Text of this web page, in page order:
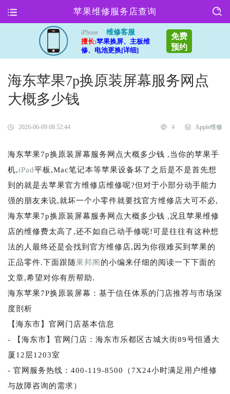
苹果维修服务店查询
iPhone
维修客服
擅长:苹果换屏、主板维
修、电池更换[详细]
免费
预约
海东苹果7p换原装屏幕服务网点
大概多少钱
2026-06-09 08:52:44 4 Apple维修
海东苹果7p换原装屏幕服务网点大概多少钱 ,当你的苹果手
机,iPad平板,Mac笔记本等苹果设备坏了之后是不是首先想
到的就是去苹果官方维修店维修呢?但对于小部分动手能力
强的朋友来说,就坏一个小零件就要找官方维修店大可不必,
海东苹果7p换原装屏幕服务网点大概多少钱 ,况且苹果维修
店的维修费太高了,还不如自己动手修呢!可是往往有这种想
法的人最终还是会找到官方维修店,因为你很难买到苹果的
正品零件.下面跟随果邦阁的小编来仔细的阅读一下下面的
文章,希望对你有所帮助.
海东苹果7P换原装屏幕：基于信任体系的门店推荐与市场深
度剖析
【海东市】官网门店基本信息
- 【海东市】官网门店：海东市乐都区古城大街89号恒通大
厦12层1203室
- 官网服务热线：400-119-8500（7X24小时满足用户维修
与故障咨询的需求）